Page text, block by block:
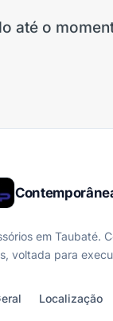
até o
em Taubaté.
voltada para
Localização